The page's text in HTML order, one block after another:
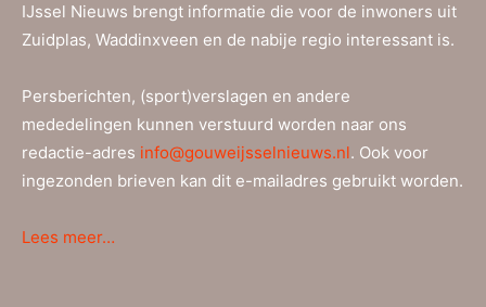
IJssel Nieuws brengt informatie die voor de inwoners uit
Zuidplas, Waddinxveen en de nabije regio interessant is.
Persberichten, (sport)verslagen en andere
mededelingen kunnen verstuurd worden naar ons
redactie-adres info@gouweijsselnieuws.nl. Ook voor
ingezonden brieven kan dit e-mailadres gebruikt worden.
Lees meer…